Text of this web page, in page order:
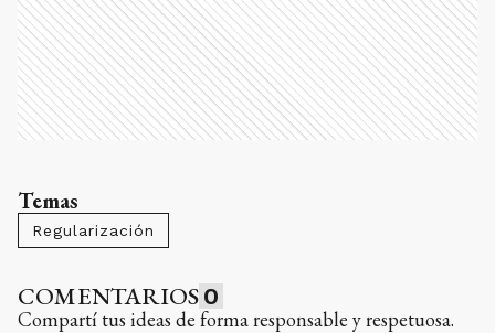
Temas
Regularización
COMENTARIOS 0
Compartí tus ideas de forma responsable y respetuosa.